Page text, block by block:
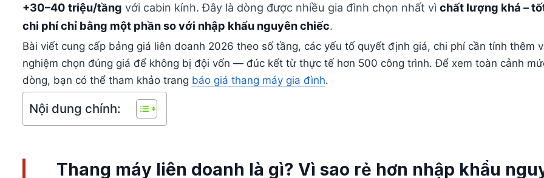
+30–40 triệu/tầng với cabin kính. Đây là dòng được nhiều gia đình chọn nhất vì chất lượng khá –
chi phí chỉ bằng một phần so với nhập khẩu nguyên chiếc.
Bài viết cung cấp bảng giá liên doanh 2026 theo số tầng, các yếu tố quyết định giá, chi phí cần tính thêm
nghiệm chọn đúng giá để không bị đội vốn — đúc kết từ thực tế hơn 500 công trình. Để xem toàn cảnh
dòng, bạn có thể tham khảo trang báo giá thang máy gia đình.
Nội dung chính:
Thang máy liên doanh là gì? Vì sao rẻ hơn nhập khẩu